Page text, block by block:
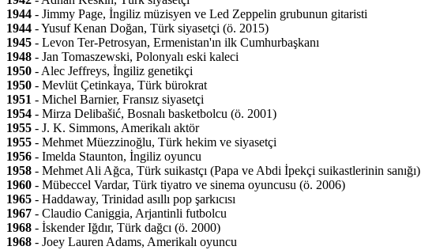
1944 - Jimmy Page, İngiliz müzisyen ve Led Zeppelin grubunun gitaristi
1944 - Yusuf Kenan Doğan, Türk siyasetçi (ö. 2015)
1945 - Levon Ter-Petrosyan, Ermenistan'ın ilk Cumhurbaşkanı
1948 - Jan Tomaszewski, Polonyalı eski kaleci
1950 - Alec Jeffreys, İngiliz genetikçi
1950 - Mevlüt Çetinkaya, Türk bürokrat
1951 - Michel Barnier, Fransız siyasetçi
1954 - Mirza Delibašić, Bosnalı basketbolcu (ö. 2001)
1955 - J. K. Simmons, Amerikalı aktör
1955 - Mehmet Müezzinoğlu, Türk hekim ve siyasetçi
1956 - Imelda Staunton, İngiliz oyuncu
1958 - Mehmet Ali Ağca, Türk suikastçı (Papa ve Abdi İpekçi suikastlerinin sanığı)
1960 - Mübeccel Vardar, Türk tiyatro ve sinema oyuncusu (ö. 2006)
1965 - Haddaway, Trinidad asıllı pop şarkıcısı
1967 - Claudio Caniggia, Arjantinli futbolcu
1968 - İskender Iğdır, Türk dağcı (ö. 2000)
1968 - Joey Lauren Adams, Amerikalı oyuncu